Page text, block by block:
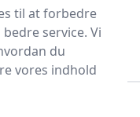
til at forbedre
service. Vi
du
vores indhold